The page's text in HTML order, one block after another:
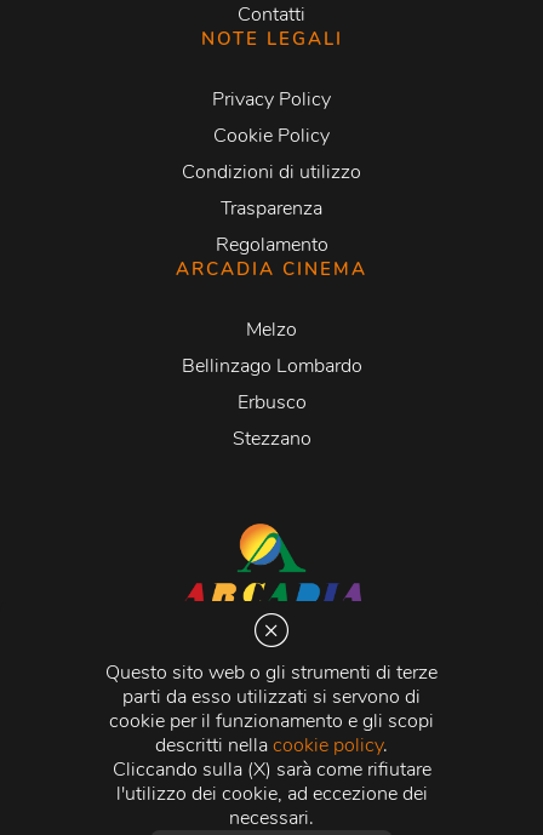
Questo sito web o gli strumenti di terze
parti da esso utilizzati si servono di
cookie per il funzionamento e gli scopi
descritti nellacookie policy.
Cliccando sulla (X) sarà come rifiutare
l'utilizzo dei cookie, ad eccezione dei
necessari.
Contatti
NOTE LEGALI
Privacy Policy
Cookie Policy
Condizioni di utilizzo
Trasparenza
Regolamento
ARCADIA CINEMA
Melzo
Bellinzago Lombardo
Erbusco
Stezzano
Via Martiri della Libertà 20066 Melzo (MI)
C.C.I.A.A. - R.E.A di Milano n. 1427910
Registro delle Imprese di Milano n. 338392 -
Fiscale e Partita Iva11015840157 | Capitale Sociale
500.000,00 i.v.
Credits:Crea Informatica S.r.l. 2026 © Tutti i diritti
riservati.